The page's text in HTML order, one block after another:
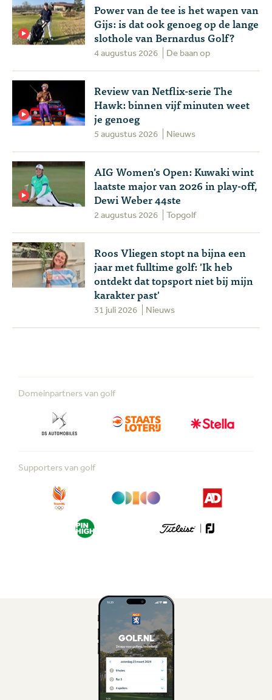
Power van de tee is het wapen van
Gijs: is dat ook genoeg op de lange
slothole van Bernardus Golf?
4 augustus 2026 De baan op
Review van Netflix-serie The
Hawk: binnen vijf minuten weet
je genoeg
5 augustus 2026 Nieuws
AIG Women's Open: Kuwaki wint
laatste major van 2026 in play-off,
Dewi Weber 44ste
2 augustus 2026 Topgolf
Roos Vliegen stopt na bijna een
jaar met fulltime golf: 'Ik heb
ontdekt dat topsport niet bij mijn
karakter past'
31 juli 2026 Nieuws
Domeinpartners van golf
Supporters van golf